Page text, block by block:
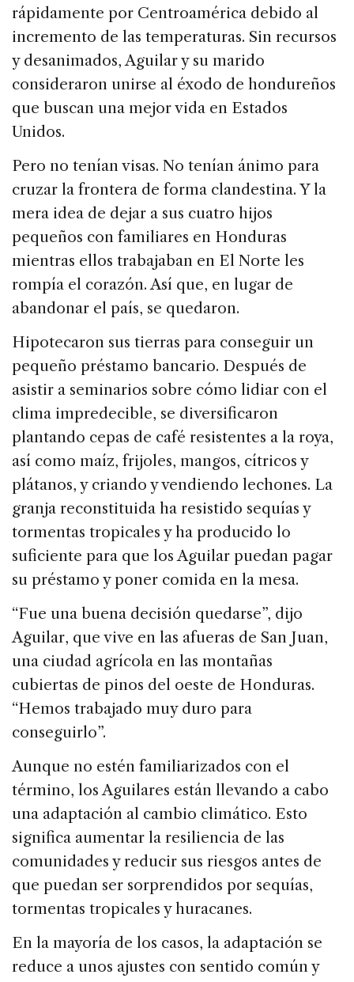
rápidamente por Centroamérica debido al
incremento de las temperaturas. Sin recursos
y desanimados, Aguilar y su marido
consideraron unirse al éxodo de hondureños
que buscan una mejor vida en Estados
Unidos.
Pero no tenían visas. No tenían ánimo para
cruzar la frontera de forma clandestina. Y la
mera idea de dejar a sus cuatro hijos
pequeños con familiares en Honduras
mientras ellos trabajaban en El Norte les
rompía el corazón. Así que, en lugar de
abandonar el país, se quedaron.
Hipotecaron sus tierras para conseguir un
pequeño préstamo bancario. Después de
asistir a seminarios sobre cómo lidiar con el
clima impredecible, se diversificaron
plantando cepas de café resistentes a la roya,
así como maíz, frijoles, mangos, cítricos y
plátanos, y criando y vendiendo lechones. La
granja reconstituida ha resistido sequías y
tormentas tropicales y ha producido lo
suficiente para que los Aguilar puedan pagar
su préstamo y poner comida en la mesa.
“Fue una buena decisión quedarse”, dijo
Aguilar, que vive en las afueras de San Juan,
una ciudad agrícola en las montañas
cubiertas de pinos del oeste de Honduras.
“Hemos trabajado muy duro para
conseguirlo”.
Aunque no estén familiarizados con el
término, los Aguilares están llevando a cabo
una adaptación al cambio climático. Esto
significa aumentar la resiliencia de las
comunidades y reducir sus riesgos antes de
que puedan ser sorprendidos por sequías,
tormentas tropicales y huracanes.
En la mayoría de los casos, la adaptación se
reduce a unos ajustes con sentido común y